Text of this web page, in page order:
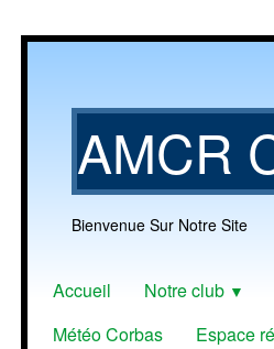
AMCR
Bienvenue Sur Notre Site
Accueil Notre club ▼
Météo Corbas Espace